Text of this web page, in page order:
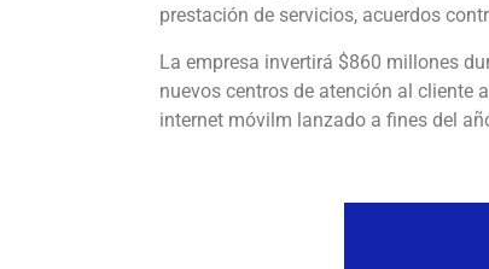
prestación de servicios, acuerdos
La empresa invertirá $860 millones
nuevos centros de atención al cliente
internet móvilm lanzado a fines del